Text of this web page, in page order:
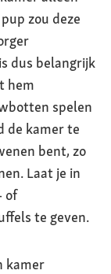
zou deze
dus belangrijk
hem
spelen
de kamer te
bent, zo
Laat je in
of
te geven.
kamer